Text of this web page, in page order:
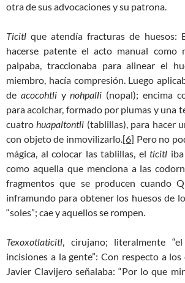
otra de sus advocaciones y su patrona.
Ticitl que atendía fracturas de huesos:
hacerse patente el acto manual como
palpaba, traccionaba para alinear el
miembro, hacía compresión. Luego
de acocohtliynohpalli (nopal); encima
para acolchar, formado por plumas y una
cuatrohuapaltontli (tablillas), para hacer
con objeto de inmovilizarlo.[6] Pero no
mágica, al colocar las tablillas, elticitl
como aquella que menciona a las
fragmentos que se producen cuando
inframundo para obtener los huesos de
“soles”; cae y aquellos se rompen.
Texoxotlaticitl, cirujano; literalmente
incisiones a la gente”: Con respecto a
Javier Clavijero señalaba: “Por lo que